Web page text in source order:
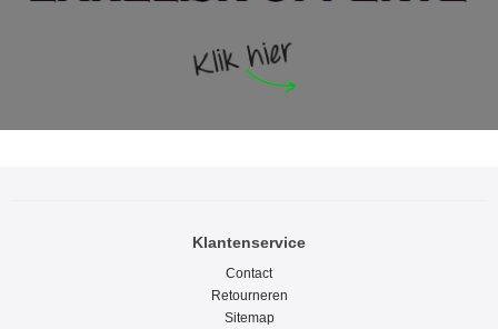
Klantenservice
Contact
Retourneren
Sitemap